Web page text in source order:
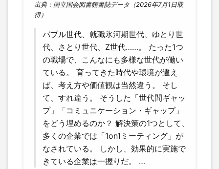
出典：国立国会図書館書誌データ（2026年7月1日取
得）
バブル世代、就職氷河期世代、ゆとり世
代、さとり世代、Z世代……。 たった1つ
の職場で、こんなにも多様な世代が働い
ている。 育ってきた時代や環境が違え
ば、考え方や価値観は当然違う。 そし
て、すれ違う。 そうした「世代間ギャッ
プ」「コミュニケーション・ギャップ」
をどう埋めるのか？ 解決策の1つとして、
多くの企業では「1on1ミーティング」が
なされている。 しかし、効果的に実施で
きている企業は一握りだ。 …